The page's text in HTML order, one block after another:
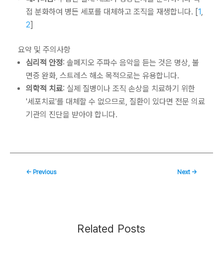
접 분화하여 병든 세포를 대체하고 조직을 재생합니다. [1,
2]
요약 및 주의사항
심리적 안정: 솔페지오 주파수 음악을 듣는 것은 명상, 불
면증 완화, 스트레스 해소 목적으로는 유용합니다.
의학적 치료: 실제 질병이나 조직 손상을 치료하기 위한
'세포치료'를 대체할 수 없으므로, 질환이 있다면 전문 의료
기관의 진단을 받아야 합니다.
← Previous Next →
Related Posts